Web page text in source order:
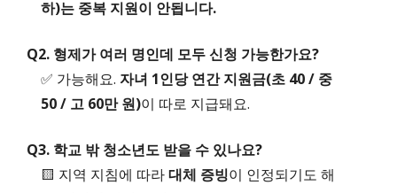
하)는 중복 지원이 안됩니다.
Q2. 형제가 여러 명인데 모두 신청 가능한가요?
✅ 가능해요. 자녀 1인당 연간 지원금(초 40 / 중
50 / 고 60만 원)이 따로 지급돼요.
Q3. 학교 밖 청소년도 받을 수 있나요?
🟨 지역 지침에 따라대체 증빙이 인정되기도 해